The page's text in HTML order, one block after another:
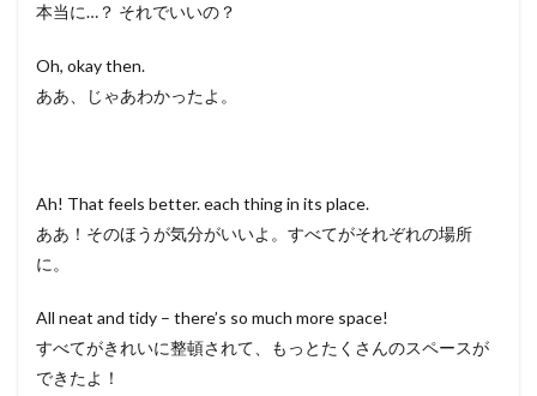
本当に…？ それでいいの？
Oh, okay then.
ああ、じゃあわかったよ。
Ah! That feels better. each thing in its place.
ああ！そのほうが気分がいいよ。すべてがそれぞれの場所
に。
All neat and tidy – there’s so much more space!
すべてがきれいに整頓されて、もっとたくさんのスペースが
できたよ！